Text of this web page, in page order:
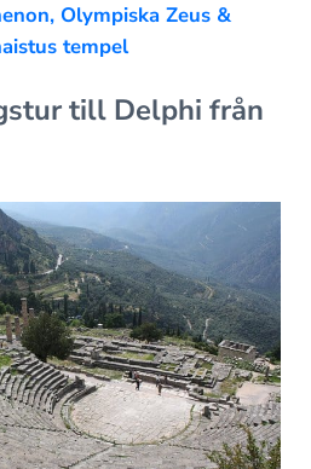
Olympiska Zeus &
tempel
till Delphi från